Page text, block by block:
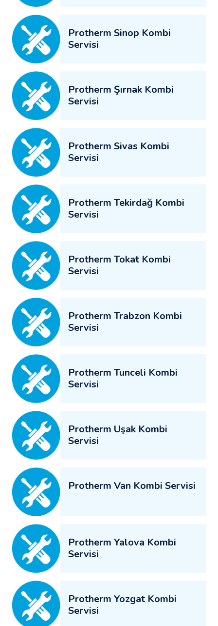
Protherm Sinop Kombi
Servisi
Protherm Şırnak Kombi
Servisi
Protherm Sivas Kombi
Servisi
Protherm Tekirdağ Kombi
Servisi
Protherm Tokat Kombi
Servisi
Protherm Trabzon Kombi
Servisi
Protherm Tunceli Kombi
Servisi
Protherm Uşak Kombi
Servisi
Protherm Van Kombi Servisi
Protherm Yalova Kombi
Servisi
Protherm Yozgat Kombi
Servisi